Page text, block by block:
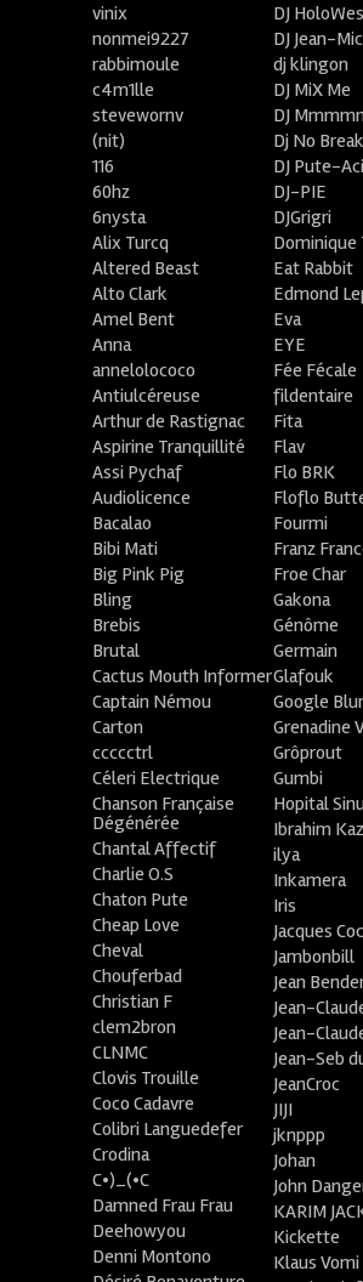
vinix
nonmei9227
rabbimoule
c4m1lle
stevewornv
(nit)
116
60hz
6nysta
Alix Turcq
Altered Beast
Alto Clark
Amel Bent
Anna
annelolococo
Antiulcéreuse
Arthur de Rastignac
Aspirine Tranquillité
Assi Pychaf
Audiolicence
Bacalao
Bibi Mati
Big Pink Pig
Bling
Brebis
Brutal
Cactus Mouth Informer
Captain Némou
Carton
ccccctrl
Céleri Electrique
Chanson Française
Dégénérée
Chantal Affectif
Charlie O.S
Chaton Pute
Cheap Love
Cheval
Chouferbad
Christian F
clem2bron
CLNMC
Clovis Trouille
Coco Cadavre
Colibri Languedefer
Crodina
C•)_(•C
Damned Frau Frau
Deehowyou
Denni Montono
DJ
DJ Jean-
dj klingon
DJ MiX Me
DJ
Dj No
DJ Pute-
DJ-PIE
DJGrigri
Dominique
Eat Rabbit
Edmond
Eva
EYE
Fée Fécale
fildentaire
Fita
Flav
Flo BRK
Floflo
Fourmi
Franz
Froe Char
Gakona
Génôme
Germain
Glafouk
Google
Grenadine
Grôprout
Gumbi
Hopital
Ibrahim
ilya
Inkamera
Iris
Jacques
Jambonbill
Jean
Jean-
Jean-
Jean-Seb
JeanCroc
JIJI
jknppp
Johan
John
KARIM
Kickette
Klaus Vomi